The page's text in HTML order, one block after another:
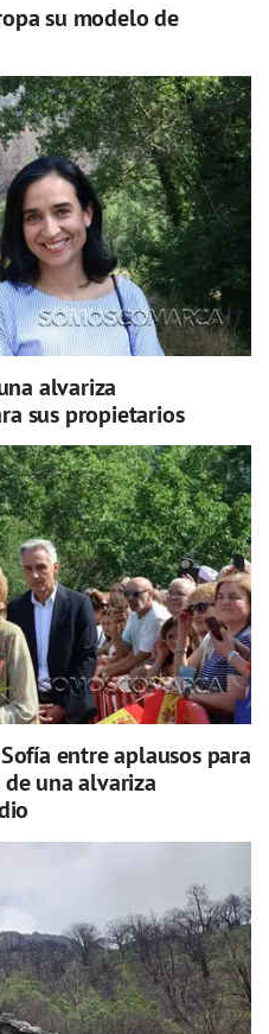
su modelo de
alvariza
sus propietarios
entre aplausos para
una alvariza